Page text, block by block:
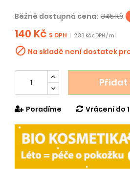
Běžně dostupná cena: 345 Kč
140 Kč S DPH 2.33 Kč s DPH / ml
 Na skladě není dostatek
Přidat
Poradíme Vrácení do